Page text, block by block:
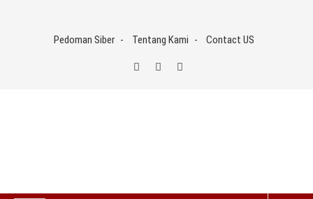
Pedoman Siber Tentang Kami Contact US